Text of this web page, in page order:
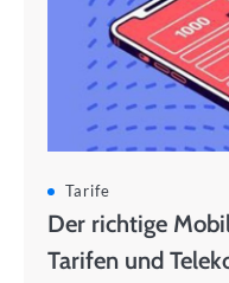
Tarife
Der richtige
Tarifen und